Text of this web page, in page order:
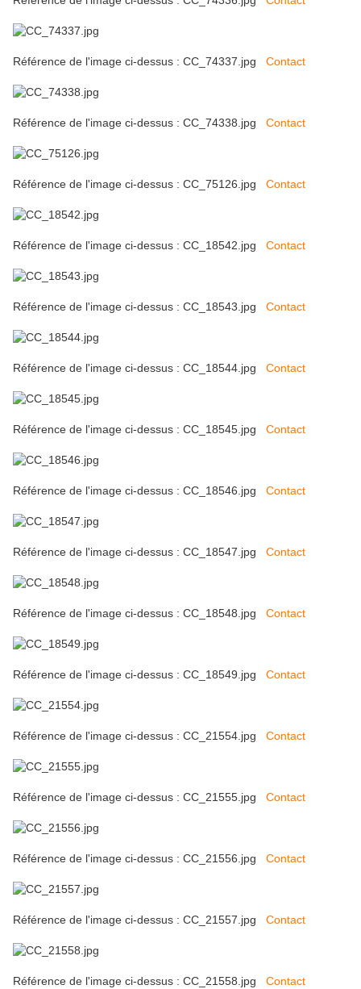
Référence de l'image ci-dessus : CC_74337.jpg Contact
Référence de l'image ci-dessus : CC_74338.jpg Contact
Référence de l'image ci-dessus : CC_75126.jpg Contact
Référence de l'image ci-dessus : CC_18542.jpg Contact
Référence de l'image ci-dessus : CC_18543.jpg Contact
Référence de l'image ci-dessus : CC_18544.jpg Contact
Référence de l'image ci-dessus : CC_18545.jpg Contact
Référence de l'image ci-dessus : CC_18546.jpg Contact
Référence de l'image ci-dessus : CC_18547.jpg Contact
Référence de l'image ci-dessus : CC_18548.jpg Contact
Référence de l'image ci-dessus : CC_18549.jpg Contact
Référence de l'image ci-dessus : CC_21554.jpg Contact
Référence de l'image ci-dessus : CC_21555.jpg Contact
Référence de l'image ci-dessus : CC_21556.jpg Contact
Référence de l'image ci-dessus : CC_21557.jpg Contact
Référence de l'image ci-dessus : CC_21558.jpg Contact